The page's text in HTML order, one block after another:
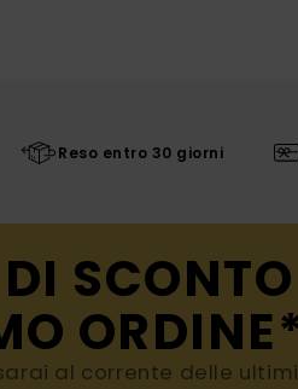
Reso entro 30 giorni
al corrente delle